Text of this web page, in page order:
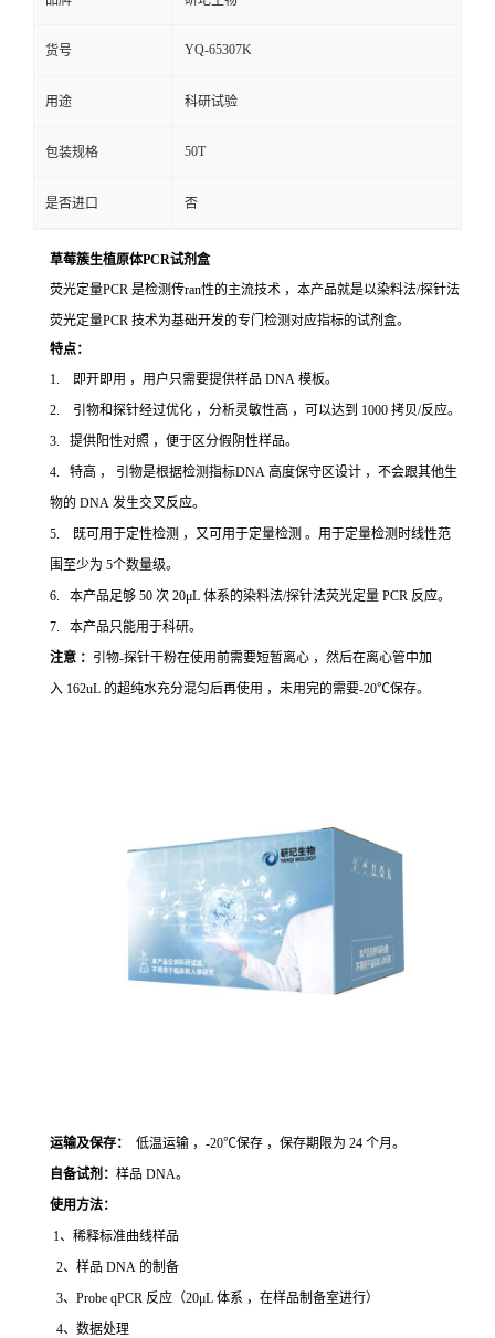
货号 YQ-65307K
用途 科研试验
包装规格 50T
是否进口 否
草莓簇生植原体PCR试剂盒
荧光定量PCR 是检测传ran性的主流技术 ，本产品就是以染料法/探针法
荧光定量PCR 技术为基础开发的专门检测对应指标的试剂盒。
特点：
1. 即开即用 ，用户只需要提供样品 DNA 模板。
2. 引物和探针经过优化 ，分析灵敏性高 ，可以达到 1000 拷贝/反应。
3. 提供阳性对照 ，便于区分假阴性样品。
4. 特高 ， 引物是根据检测指标DNA 高度保守区设计 ，不会跟其他生
物的 DNA 发生交叉反应。
5. 既可用于定性检测 ，又可用于定量检测 。用于定量检测时线性范
围至少为 5个数量级。
6. 本产品足够 50 次 20μL 体系的染料法/探针法荧光定量 PCR 反应。
7. 本产品只能用于科研。
注意 ： 引物-探针干粉在使用前需要短暂离心 ，然后在离心管中加
入 162uL 的超纯水充分混匀后再使用 ，未用完的需要-20℃保存。
运输及保存：
低温运输 ，-20℃保存 ，保存期限为 24 个月。
自备试剂： 样品 DNA。
使用方法：
1、稀释标准曲线样品
2、样品 DNA 的制备
3、Probe qPCR 反应（20μL 体系 ，在样品制备室进行）
4、数据处理